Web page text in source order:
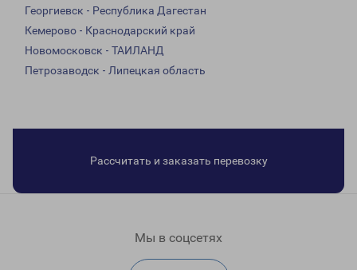
Георгиевск - Республика Дагестан
Кемерово - Краснодарский край
Новомосковск - ТАИЛАНД
Петрозаводск - Липецкая область
Рассчитать и заказать перевозку
Мы в соцсетях